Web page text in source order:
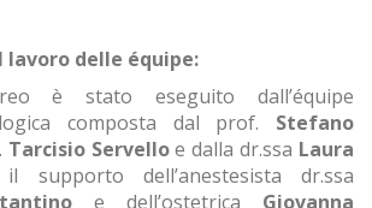
lavoro delle équipe:
è stato eseguito dall’équipe
composta dal prof. Stefano
Tarcisio Servelloe dalla dr.ssa Laura
supporto dell’anestesista dr.ssa
e dell’ostetrica Giovanna